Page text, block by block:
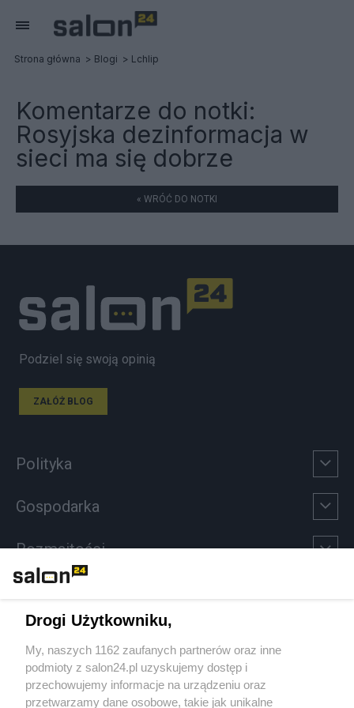
Strona główna Blogi Lchlip
Komentarze do notki:
Rosyjska dezinformacja w
sieci ma się dobrze
« WRÓĆ DO NOTKI
Podziel się swoją opinią
ZAŁÓŻ BLOG
Polityka
Gospodarka
Rozmaitości
Sport
Społeczeństwo
Drogi Użytkowniku,
My, naszych 1162 zaufanych partnerów oraz inne
podmioty z salon24.pl uzyskujemy dostęp i
przechowujemy informacje na urządzeniu oraz
przetwarzamy dane osobowe, takie jak unikalne